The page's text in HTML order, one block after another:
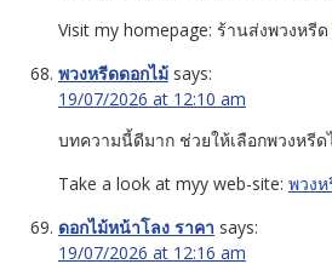
Visit my homepage: ร้านส่งพวงหรีด
พวงหรีดดอกไม้ says:
19/07/2026 at 12:10 am
บทความนี้ดีมาก ช่วยให้เลือกพวงหรี
Take a look at myy web-site: พวง
ดอกไม้หน้าโลง ราคา says:
19/07/2026 at 12:16 am